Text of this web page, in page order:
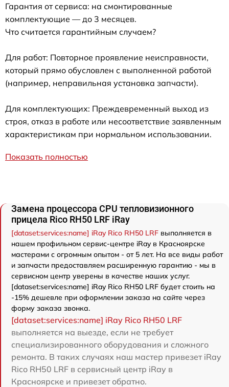
Гарантия от сервиса: на смонтированные
комплектующие — до 3 месяцев.
Что считается гарантийным случаем?
Для работ: Повторное проявление неисправности,
который прямо обусловлен с выполненной работой
(например, неправильная установка запчасти).
Для комплектующих: Преждевременный выход из
строя, отказ в работе или несоответствие заявленным
характеристикам при нормальном использовании.
Показать полностью
Замена процессора CPU тепловизионного
прицела Rico RH50 LRF iRay
[dataset:services:name] iRay Rico RH50 LRF выполняется в
нашем профильном сервис-центре iRay в Красноярске
мастерами с огромным опытом - от 5 лет. На все виды работ
и запчасти предоставляем расширенную гарантию - мы в
сервисном центр уверены в качестве наших услуг.
[dataset:services:name] iRay Rico RH50 LRF будет стоить на
-15% дешевле при оформлении заказа на сайте через
форму заказа звонка.
[dataset:services:name] iRay Rico RH50 LRF
выполняется на выезде, если не требует
специализированного оборудования и сложного
ремонта. В таких случаях наш мастер привезет iRay
Rico RH50 LRF в сервисный центр iRay в
Красноярске и привезет обратно.